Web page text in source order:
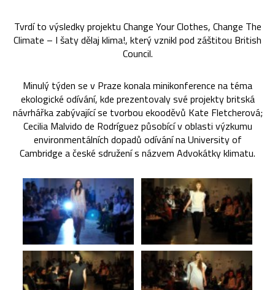
Tvrdí to výsledky projektu Change Your Clothes, Change The
Climate – I šaty dělaj klima!, který vznikl pod záštitou British
Council.
Minulý týden se v Praze konala minikonference na téma
ekologické odívání, kde prezentovaly své projekty britská
návrhářka zabývající se tvorbou ekooděvů Kate Fletcherová;
Cecilia Malvido de Rodríguez působící v oblasti výzkumu
environmentálních dopadů odívání na University of
Cambridge a české sdružení s názvem Advokátky klimatu.